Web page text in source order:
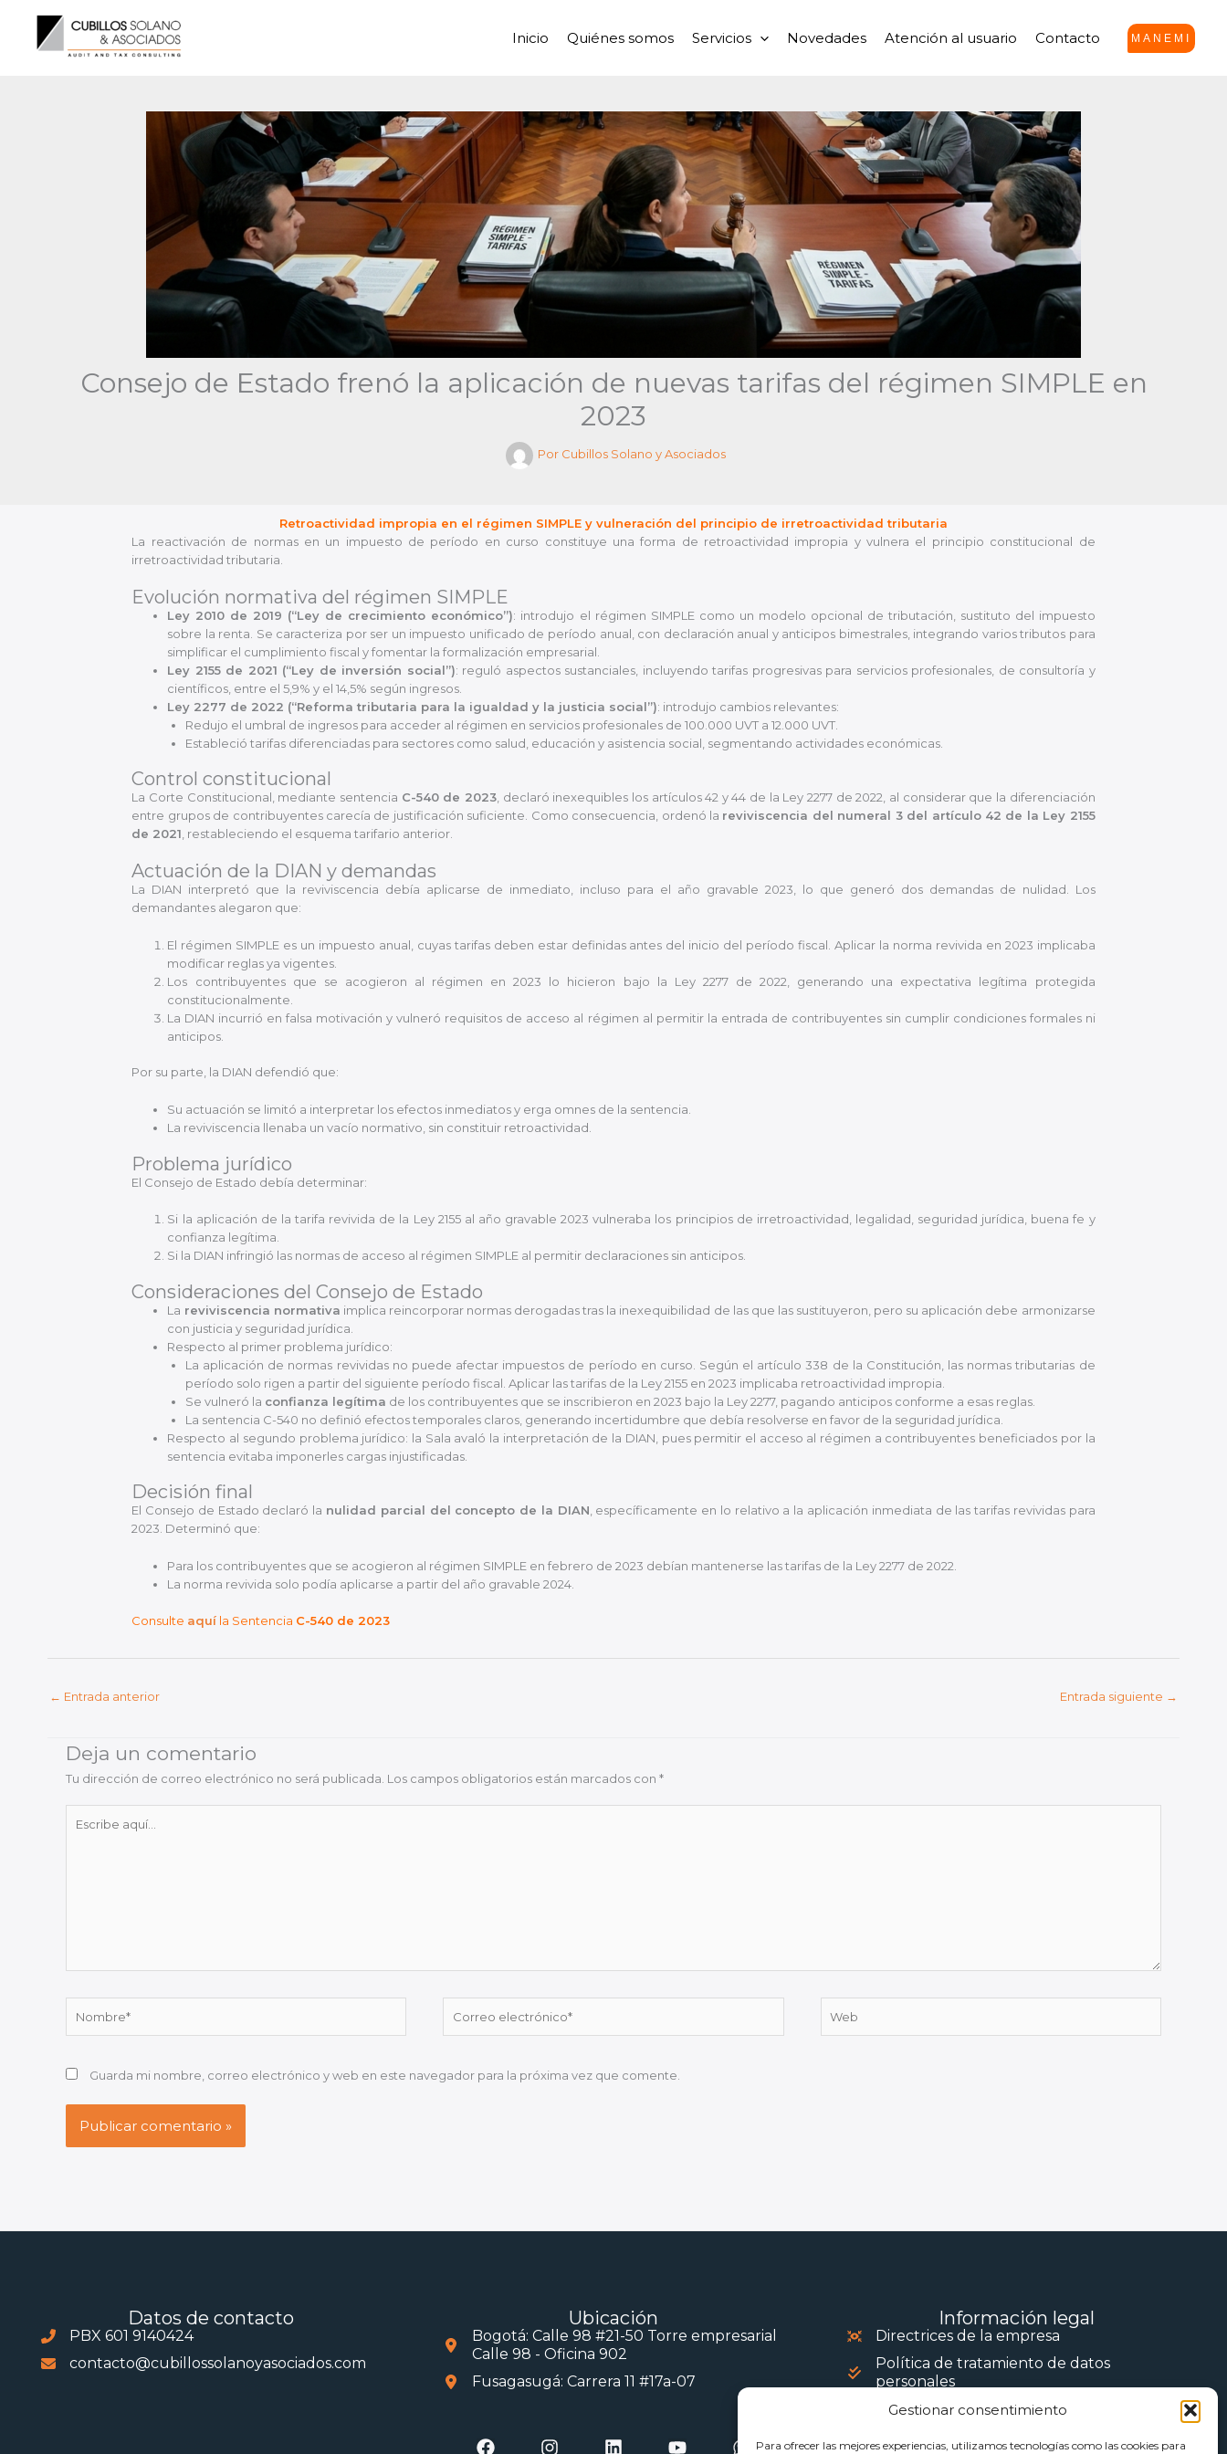
Gestionar consentimiento
Para ofrecer las mejores experiencias, utilizamos tecnologías como las cookies para
contenido
Inicio Quiénes somos Servicios Novedades Atención al usuario Contacto MANEMI
Consejo de Estado frenó la aplicación de nuevas tarifas del régimen SIMPLE en
2023
Por Cubillos Solano y Asociados
Retroactividad impropia en el régimen SIMPLE y vulneración del principio de irretroactividad tributaria
La reactivación de normas en un impuesto de período en curso constituye una forma de retroactividad impropia y vulnera el principio constitucional de
irretroactividad tributaria.
Evolución normativa del régimen SIMPLE
Ley 2010 de 2019 (“Ley de crecimiento económico”): introdujo el régimen SIMPLE como un modelo opcional de tributación, sustituto del impuesto
sobre la renta. Se caracteriza por ser un impuesto unificado de período anual, con declaración anual y anticipos bimestrales, integrando varios tributos para
simplificar el cumplimiento fiscal y fomentar la formalización empresarial.
Ley 2155 de 2021 (“Ley de inversión social”): reguló aspectos sustanciales, incluyendo tarifas progresivas para servicios profesionales, de consultoría y
científicos, entre el 5,9% y el 14,5% según ingresos.
Ley 2277 de 2022 (“Reforma tributaria para la igualdad y la justicia social”): introdujo cambios relevantes:
Redujo el umbral de ingresos para acceder al régimen en servicios profesionales de 100.000 UVT a 12.000 UVT.
Estableció tarifas diferenciadas para sectores como salud, educación y asistencia social, segmentando actividades económicas.
Control constitucional
La Corte Constitucional, mediante sentencia C-540 de 2023, declaró inexequibles los artículos 42 y 44 de la Ley 2277 de 2022, al considerar que la diferenciación
entre grupos de contribuyentes carecía de justificación suficiente. Como consecuencia, ordenó la reviviscencia del numeral 3 del artículo 42 de la Ley 2155
de 2021, restableciendo el esquema tarifario anterior.
Actuación de la DIAN y demandas
La DIAN interpretó que la reviviscencia debía aplicarse de inmediato, incluso para el año gravable 2023, lo que generó dos demandas de nulidad. Los
demandantes alegaron que:
El régimen SIMPLE es un impuesto anual, cuyas tarifas deben estar definidas antes del inicio del período fiscal. Aplicar la norma revivida en 2023 implicaba
modificar reglas ya vigentes.
Los contribuyentes que se acogieron al régimen en 2023 lo hicieron bajo la Ley 2277 de 2022, generando una expectativa legítima protegida
constitucionalmente.
La DIAN incurrió en falsa motivación y vulneró requisitos de acceso al régimen al permitir la entrada de contribuyentes sin cumplir condiciones formales ni
anticipos.
Por su parte, la DIAN defendió que:
Su actuación se limitó a interpretar los efectos inmediatos y erga omnes de la sentencia.
La reviviscencia llenaba un vacío normativo, sin constituir retroactividad.
Problema jurídico
El Consejo de Estado debía determinar:
Si la aplicación de la tarifa revivida de la Ley 2155 al año gravable 2023 vulneraba los principios de irretroactividad, legalidad, seguridad jurídica, buena fe y
confianza legítima.
Si la DIAN infringió las normas de acceso al régimen SIMPLE al permitir declaraciones sin anticipos.
Consideraciones del Consejo de Estado
La reviviscencia normativa implica reincorporar normas derogadas tras la inexequibilidad de las que las sustituyeron, pero su aplicación debe armonizarse
con justicia y seguridad jurídica.
Respecto al primer problema jurídico:
La aplicación de normas revividas no puede afectar impuestos de período en curso. Según el artículo 338 de la Constitución, las normas tributarias de
período solo rigen a partir del siguiente período fiscal. Aplicar las tarifas de la Ley 2155 en 2023 implicaba retroactividad impropia.
Se vulneró la confianza legítima de los contribuyentes que se inscribieron en 2023 bajo la Ley 2277, pagando anticipos conforme a esas reglas.
La sentencia C-540 no definió efectos temporales claros, generando incertidumbre que debía resolverse en favor de la seguridad jurídica.
Respecto al segundo problema jurídico: la Sala avaló la interpretación de la DIAN, pues permitir el acceso al régimen a contribuyentes beneficiados por la
sentencia evitaba imponerles cargas injustificadas.
Decisión final
El Consejo de Estado declaró la nulidad parcial del concepto de la DIAN, específicamente en lo relativo a la aplicación inmediata de las tarifas revividas para
2023. Determinó que:
Para los contribuyentes que se acogieron al régimen SIMPLE en febrero de 2023 debían mantenerse las tarifas de la Ley 2277 de 2022.
La norma revivida solo podía aplicarse a partir del año gravable 2024.
Consulte aquí la Sentencia C-540 de 2023
← Entrada anterior Entrada siguiente →
Deja un comentario
Tu dirección de correo electrónico no será publicada. Los campos obligatorios están marcados con *
aquí...
electrónico*
Guarda mi nombre, correo electrónico y web en este navegador para la próxima vez que comente.
Datos de contacto
PBX 601 9140424
contacto@cubillossolanoyasociados.com
Ubicación
Bogotá: Calle 98 #21-50 Torre empresarial
Calle 98 - Oficina 902
Fusagasugá: Carrera 11 #17a-07
Información legal
Directrices de la empresa
Política de tratamiento de datos
personales